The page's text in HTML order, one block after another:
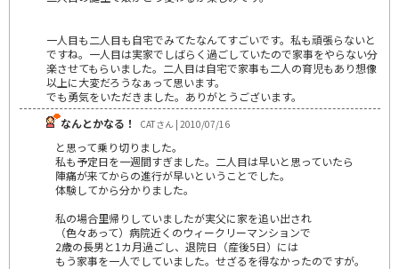
一人目も二人目も自宅でみてたなんてすごいです。私も頑張らないと
ですね。一人目は実家でしばらく過ごしていたので家事をやらない分
楽させてもらいました。二人目は自宅で家事も二人の育児もあり想像
以上に大変だろうなぁって思います。
でも勇気をいただきました。ありがとうございます。
なんとかなる！
CATさん | 2010/07/16
と思って乗り切りました。
私も予定日を一週間すぎました。二人目は早いと思っていたら
陣痛が来てからの進行が早いということでした。
体験してから分かりました。
私の場合里帰りしていましたが実父に家を追い出され
（色々あって）病院近くのウィークリーマンションで
2歳の長男と1カ月過ごし、退院日（産後5日）には
もう家事を一人でしていました。せざるを得なかったのですが。